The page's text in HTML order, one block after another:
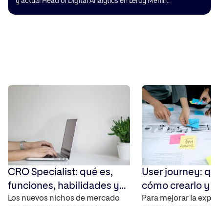
CRO Specialist: qué es,
funciones, habilidades y
cómo convertirte en uno
Los nuevos nichos de mercado
User journey:
cómo crearlo y
Para mejorar la